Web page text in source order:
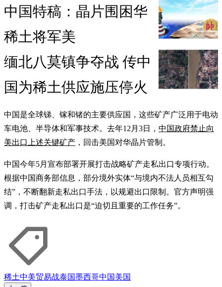
中国特稿：晶片围困华
稀土将军美
缅北八莫镇争夺战 传中
国为稀土供应施压停火
中国是全球锑、镓和锗的主要供应国，这些矿产广泛用于电动
车电池、半导体和军事技术。去年12月3日， 中国政府禁止向
美出口上述关键矿产 ，回击美国对华晶片管制。
中国今年5月宣布部署开展打击战略矿产走私出口专项行动。
根据中国商务部信息，部分境外实体“与境内不法人员相互勾
结”，不断翻新走私出口手法，以规避出口限制。官方声明强
调，打击矿产走私出口是“迫切且重要的工作任务”。
稀土中美贸易战泰国墨西哥中国美国